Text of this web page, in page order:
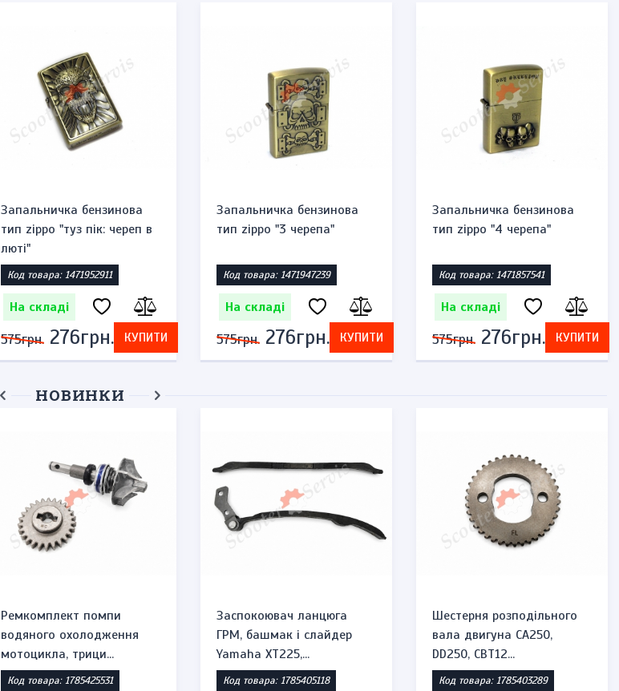
Запальничка бензинова
тип zippo "туз пік: череп в
люті"
Код товара: 1471952911
На складі
575грн. 276грн. КУПИТИ
Запальничка бензинова
тип zippo "3 черепа"
Код товара: 1471947239
На складі
575грн. 276грн. КУПИТИ
Запальничка бензинова
тип zippo "4 черепа"
Код товара: 1471857541
На складі
575грн. 276грн. КУПИТИ
НОВИНКИ
Ремкомплект помпи
водяного охолодження
мотоцикла, трици...
Код товара: 1785425531
Заспокоювач ланцюга
ГРМ, башмак і слайдер
Yamaha XT225,...
Код товара: 1785405118
Шестерня розподільного
вала двигуна CA250,
DD250, CBT12...
Код товара: 1785403289